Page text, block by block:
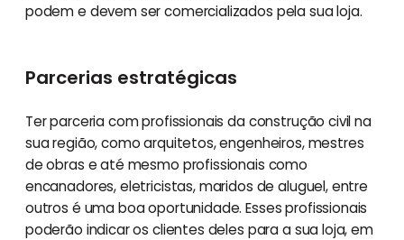
podem e devem ser comercializados pela sua loja.
Parcerias estratégicas
Ter parceria com profissionais da construção civil na
sua região, como arquitetos, engenheiros, mestres
de obras e até mesmo profissionais como
encanadores, eletricistas, maridos de aluguel, entre
outros é uma boa oportunidade. Esses profissionais
poderão indicar os clientes deles para a sua loja, em